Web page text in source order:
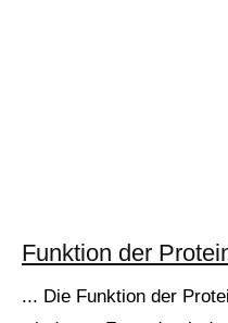
Funktion der
... Die Funktion der